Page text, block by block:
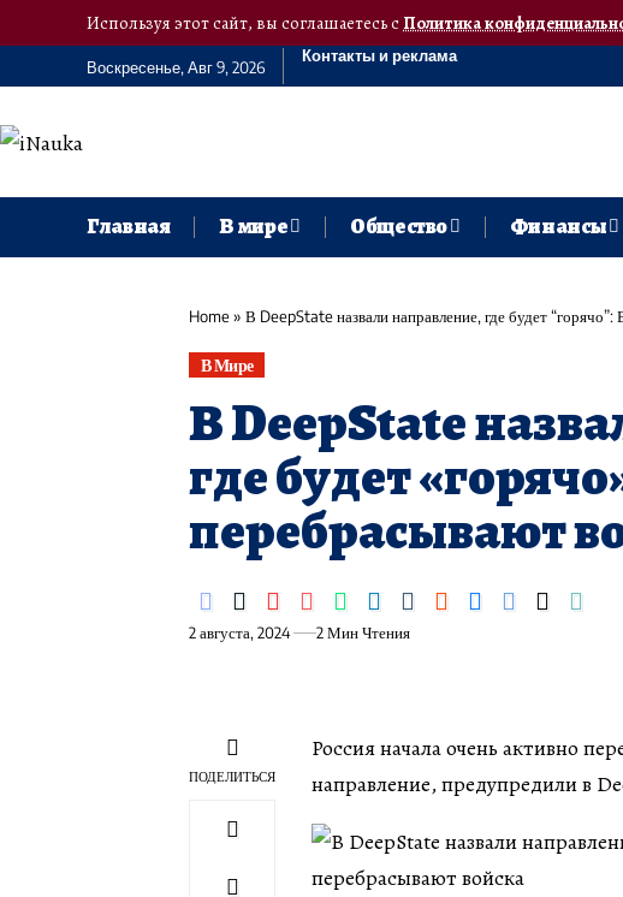
Используя этот сайт, вы соглашаетесь сПолитика
Воскресенье, Авг 9, 2026
Контакты и реклама
Главная В мире Общество Финансы
Home» В DeepState назвали направление, где будет
В Мире
В DeepState
где будет
перебрасывают
2 августа, 2024 2 Мин Чтения
ПОДЕЛИТЬСЯ
​Россия начала очень активно
направление, предупредили в